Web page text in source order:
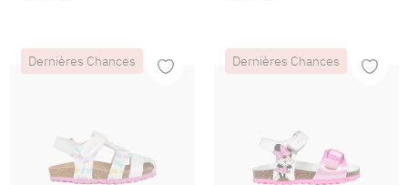
Dernières Chances Dernières Chances